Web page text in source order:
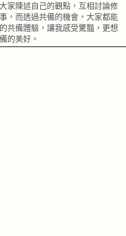
家陳述自己的觀點，互相討論修
，而透過共備的機會，大家都能
共備體驗，讓我感受驚豔，更想
的美好。